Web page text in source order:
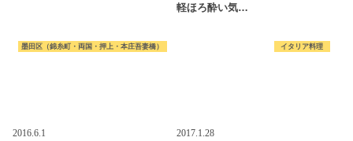
軽ほろ酔い気…
墨田区（錦糸町・両国・押上・本庄吾妻橋）
2016.6.1
イタリア料理
2017.1.28